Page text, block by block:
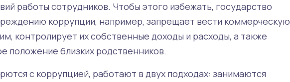
работы сотрудников. Чтобы этого избежать, государство
коррупции, например, запрещает вести коммерческую
контролирует их собственные доходы и расходы, а также
положение близких родственников.
с коррупцией, работают в двух подходах: занимаются